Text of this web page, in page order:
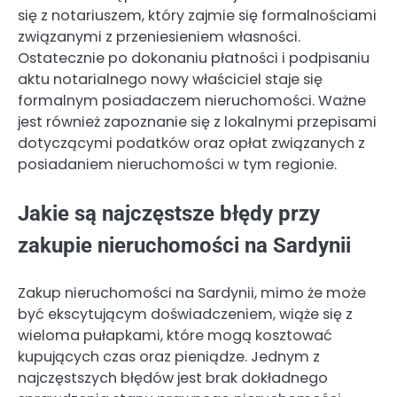
się z notariuszem, który zajmie się formalnościami
związanymi z przeniesieniem własności.
Ostatecznie po dokonaniu płatności i podpisaniu
aktu notarialnego nowy właściciel staje się
formalnym posiadaczem nieruchomości. Ważne
jest również zapoznanie się z lokalnymi przepisami
dotyczącymi podatków oraz opłat związanych z
posiadaniem nieruchomości w tym regionie.
Jakie są najczęstsze błędy przy
zakupie nieruchomości na Sardynii
Zakup nieruchomości na Sardynii, mimo że może
być ekscytującym doświadczeniem, wiąże się z
wieloma pułapkami, które mogą kosztować
kupujących czas oraz pieniądze. Jednym z
najczęstszych błędów jest brak dokładnego